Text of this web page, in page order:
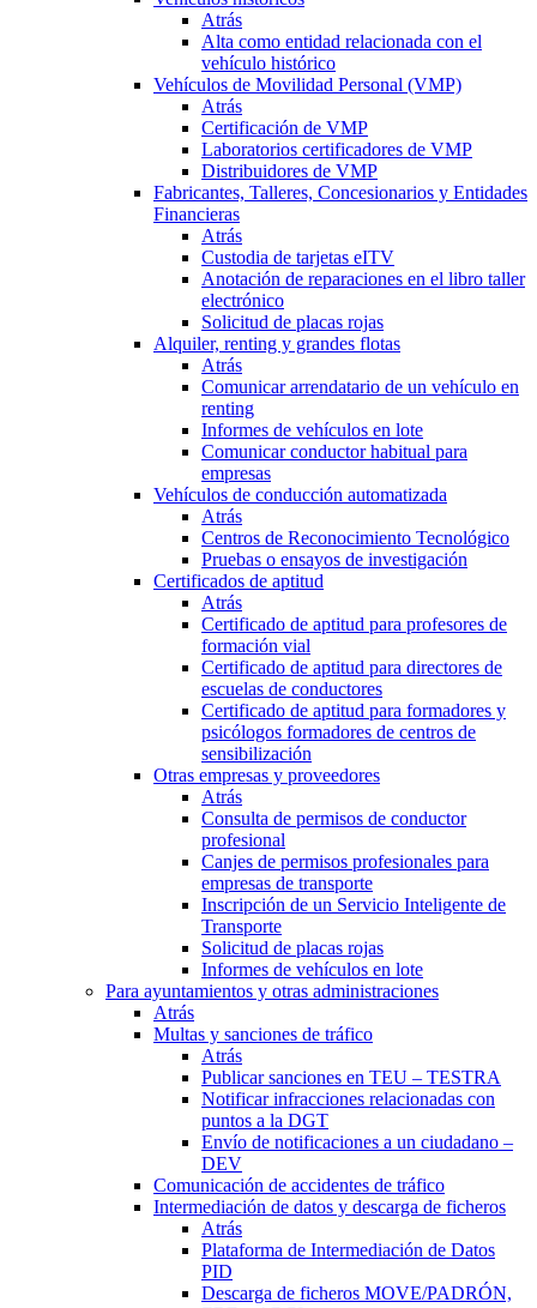
Atrás
Alta como entidad relacionada con el
vehículo histórico
Vehículos de Movilidad Personal (VMP)
Atrás
Certificación de VMP
Laboratorios certificadores de VMP
Distribuidores de VMP
Fabricantes, Talleres, Concesionarios y Entidades
Financieras
Atrás
Custodia de tarjetas eITV
Anotación de reparaciones en el libro taller
electrónico
Solicitud de placas rojas
Alquiler, renting y grandes flotas
Atrás
Comunicar arrendatario de un vehículo en
renting
Informes de vehículos en lote
Comunicar conductor habitual para
empresas
Vehículos de conducción automatizada
Atrás
Centros de Reconocimiento Tecnológico
Pruebas o ensayos de investigación
Certificados de aptitud
Atrás
Certificado de aptitud para profesores de
formación vial
Certificado de aptitud para directores de
escuelas de conductores
Certificado de aptitud para formadores y
psicólogos formadores de centros de
sensibilización
Otras empresas y proveedores
Atrás
Consulta de permisos de conductor
profesional
Canjes de permisos profesionales para
empresas de transporte
Inscripción de un Servicio Inteligente de
Transporte
Solicitud de placas rojas
Informes de vehículos en lote
Para ayuntamientos y otras administraciones
Atrás
Multas y sanciones de tráfico
Atrás
Publicar sanciones en TEU – TESTRA
Notificar infracciones relacionadas con
puntos a la DGT
Envío de notificaciones a un ciudadano –
DEV
Comunicación de accidentes de tráfico
Intermediación de datos y descarga de ficheros
Atrás
Plataforma de Intermediación de Datos
PID
Descarga de ficheros MOVE/PADRÓN,